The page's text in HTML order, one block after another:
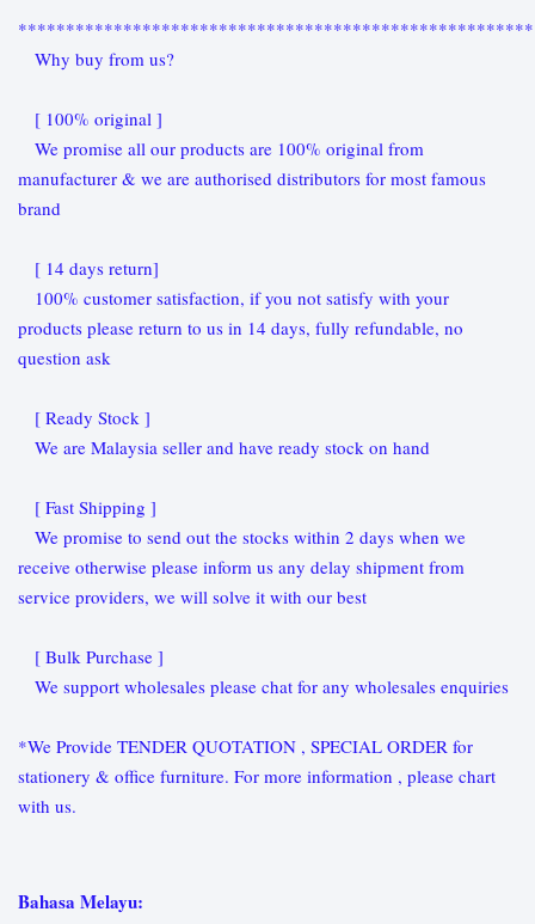
Why buy from us?
[ 100% original ]
We promise all our products are 100% original from
manufacturer & we are authorised distributors for most famous
brand
[ 14 days return]
100% customer satisfaction, if you not satisfy with your
products please return to us in 14 days, fully refundable, no
question ask
[ Ready Stock ]
We are Malaysia seller and have ready stock on hand
[ Fast Shipping ]
We promise to send out the stocks within 2 days when we
receive otherwise please inform us any delay shipment from
service providers, we will solve it with our best
[ Bulk Purchase ]
We support wholesales please chat for any wholesales enquiries
*We Provide TENDER QUOTATION , SPECIAL ORDER for
stationery & office furniture. For more information , please chart
with us.
Bahasa Melayu: